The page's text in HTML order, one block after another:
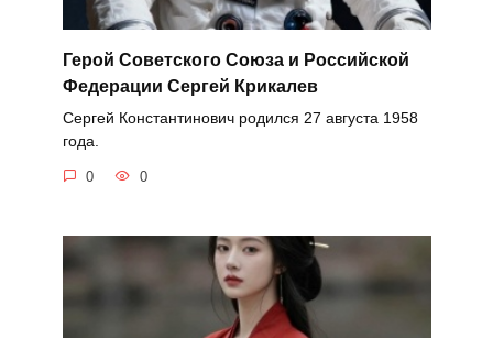
Герой Советского Союза и Российской
Федерации Сергей Крикалев
Сергей Константинович родился 27 августа 1958
года.
0 0